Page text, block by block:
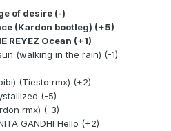
of desire (-)
(Kardon bootleg) (+5)
REYEZ Ocean (+1)
(walking in the rain) (-1)
(Tiesto rmx) (+2)
(-5)
rmx) (-3)
GANDHI Hello (+2)